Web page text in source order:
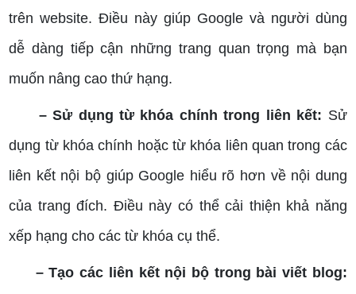
trên website. Điều này giúp Google và người dùng
dễ dàng tiếp cận những trang quan trọng mà bạn
muốn nâng cao thứ hạng.
– Sử dụng từ khóa chính trong liên kết: Sử
dụng từ khóa chính hoặc từ khóa liên quan trong các
liên kết nội bộ giúp Google hiểu rõ hơn về nội dung
của trang đích. Điều này có thể cải thiện khả năng
xếp hạng cho các từ khóa cụ thể.
– Tạo các liên kết nội bộ trong bài viết blog: